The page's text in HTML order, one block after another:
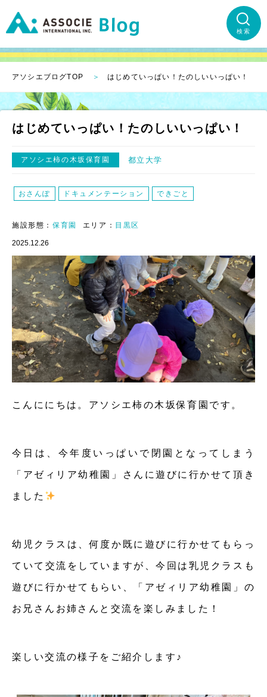
検索
アソシエブログTOP はじめていっぱい！たのしいいっぱい！
はじめていっぱい！たのしいいっぱい！
アソシエ柿の木坂保育園 都立大学
おさんぽ ドキュメンテーション できごと
施設形態： 保育園 エリア： 目黒区
2025.12.26
こんににちは。アソシエ柿の木坂保育園です。
今日は、今年度いっぱいで閉園となってしまう
「アゼィリア幼稚園」さんに遊びに行かせて頂き
ました
幼児クラスは、何度か既に遊びに行かせてもらっ
ていて交流をしていますが、今回は乳児クラスも
遊びに行かせてもらい、「アゼィリア幼稚園」の
お兄さんお姉さんと交流を楽しみました！
楽しい交流の様子をご紹介します♪